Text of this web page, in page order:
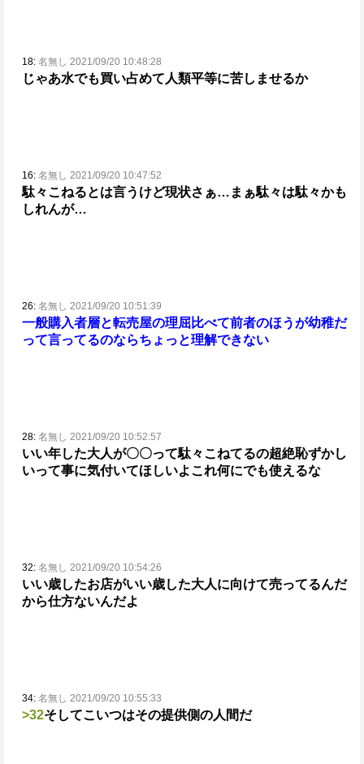
18: 名無し 2021/09/20 10:48:28
じゃあ水でも買い占めて人類平等に苦しませるか
16: 名無し 2021/09/20 10:47:52
駄々こねるとは言うけど現状さぁ…まぁ駄々は駄々かも
しれんが…
26: 名無し 2021/09/20 10:51:39
一般購入者層と転売屋の理屈比べて前者のほうが幼稚だ
って言ってるのならちょっと理解できない
28: 名無し 2021/09/20 10:52:57
いい年した大人が〇〇って駄々こねてるの超絶恥ずかし
いって事に気付いてほしいよ これ何にでも使えるな
32: 名無し 2021/09/20 10:54:26
いい歳したお店がいい歳した大人に向けて売ってるんだ
から仕方ないんだよ
34: 名無し 2021/09/20 10:55:33
>32そしてこいつはその提供側の人間だ